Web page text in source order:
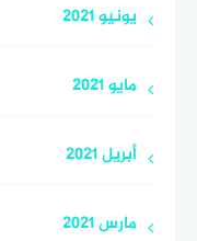
يونيو 2021
مايو 2021
أبريل 2021
مارس 2021